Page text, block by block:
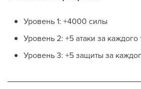
Уровень 1: +4000 силы
Уровень 2: +5 атаки за каждого
Уровень 3: +5 защиты за